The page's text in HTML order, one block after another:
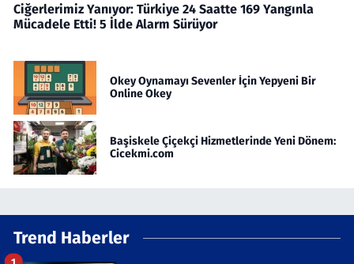
Ciğerlerimiz Yanıyor: Türkiye 24 Saatte 169 Yangınla
Mücadele Etti! 5 İlde Alarm Sürüyor
Okey Oynamayı Sevenler İçin Yepyeni Bir
Online Okey
Başiskele Çiçekçi Hizmetlerinde Yeni Dönem:
Cicekmi.com
Trend Haberler
1